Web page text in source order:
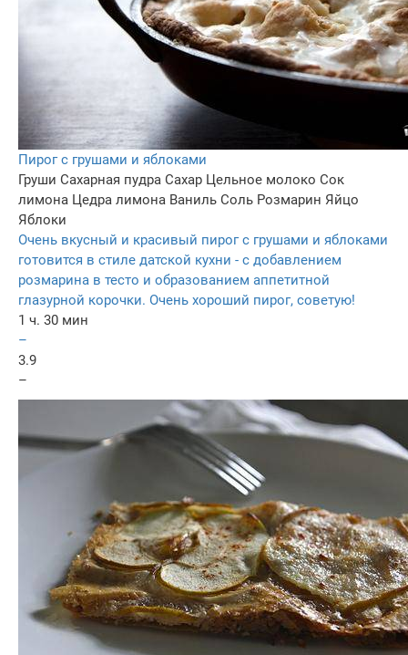
Пирог с грушами и яблоками
Груши Сахарная пудра Сахар Цельное молоко Сок
лимона Цедра лимона Ваниль Соль Розмарин Яйцо
Яблоки
Очень вкусный и красивый пирог с грушами и яблоками
готовится в стиле датской кухни - с добавлением
розмарина в тесто и образованием аппетитной
глазурной корочки. Очень хороший пирог, советую!
1 ч. 30 мин
–
3.9
–